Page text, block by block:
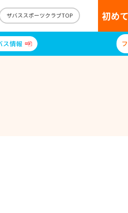
ザバススポーツクラブTOP 初め
ス情報